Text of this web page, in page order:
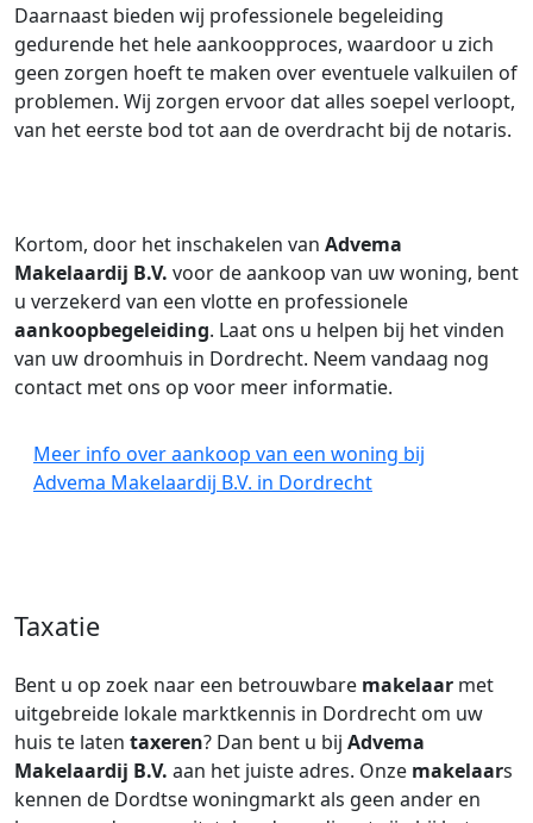
Daarnaast bieden wij professionele begeleiding
gedurende het hele aankoopproces, waardoor u zich
geen zorgen hoeft te maken over eventuele valkuilen of
problemen. Wij zorgen ervoor dat alles soepel verloopt,
van het eerste bod tot aan de overdracht bij de notaris.
Kortom, door het inschakelen van Advema
Makelaardij B.V. voor de aankoop van uw woning, bent
u verzekerd van een vlotte en professionele
aankoopbegeleiding. Laat ons u helpen bij het vinden
van uw droomhuis in Dordrecht. Neem vandaag nog
contact met ons op voor meer informatie.
Meer info over aankoop van een woning bij
Advema Makelaardij B.V. in Dordrecht
Taxatie
Bent u op zoek naar een betrouwbare makelaar met
uitgebreide lokale marktkennis in Dordrecht om uw
huis te laten taxeren? Dan bent u bij Advema
Makelaardij B.V. aan het juiste adres. Onze makelaars
kennen de Dordtse woningmarkt als geen ander en